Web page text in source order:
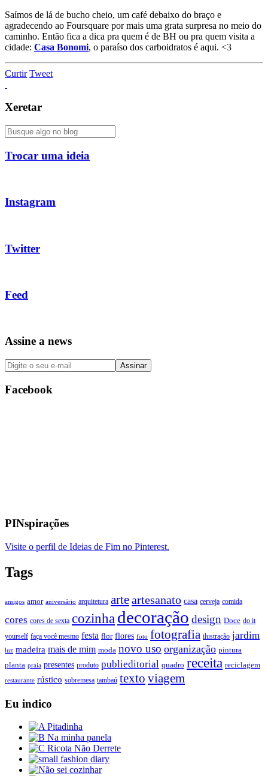
Saímos de lá de bucho cheio, um café debaixo do braço e
agradecendo ao Foursquare por mais uma grata surpresa no meio do
caminho. Então fica a dica pra quem é de BH ou pra quem visita a
cidade: Casa Bonomi, o paraíso dos carboidratos é aqui. <3
Curtir Tweet
Xeretar
Trocar uma ideia
Instagram
Twitter
Feed
Assine a news
Facebook
PINspirações
Visite o perfil de Ideias de Fim no Pinterest.
Tags
amigos amor aniversário arquitetura arteartesanato casa cerveja comida
cores cores de sexta cozinha decoração design Doce do it
yourself faça você mesmo festa flor flores foto fotografia ilustração jardim
luz madeira mais de mim moda novo uso organização pintura
planta praia presentes produto publieditorial quadro receita reciclagem
restaurante rústico sobremesa tambaú texto viagem
Eu indico